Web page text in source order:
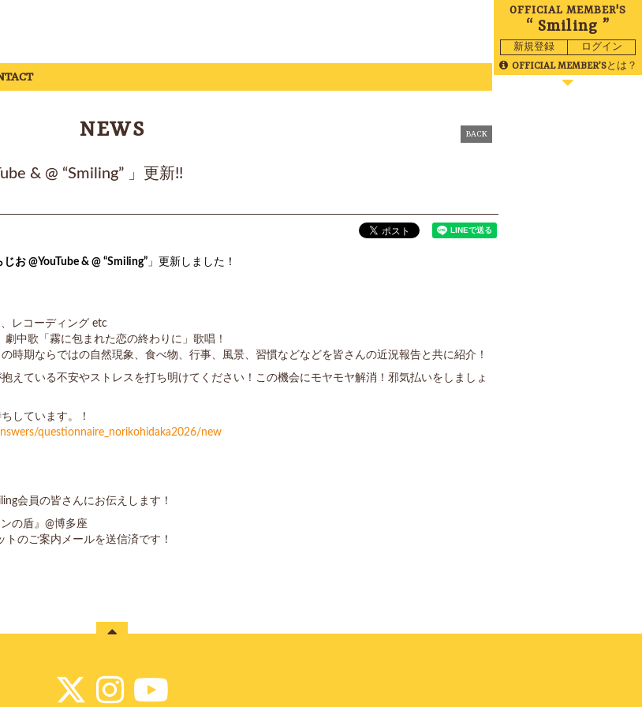
OFFICIAL MEMBER'S
“ Smiling ”
新規登録 ログイン
OFFICIAL MEMBER’Sとは？
NEWS BACK
& @ “Smiling” 」更新!!
お @YouTube & @ “Smiling” 」更新しました！
レコーディング etc
中歌「霧に包まれた恋の終わりに」歌唱！
期ならではの自然現象、食べ物、行事、風景、習慣などなどを皆さんの近況報告と共に紹介！
えている不安やストレスを打ち明けてください！この機会にモヤモヤ解消！邪気払いをしましょ
しています。！
questionnaire_norikohidaka2026/new
会員の皆さんにお伝えします！
の盾』@博多座
のご案内メールを送信済です！